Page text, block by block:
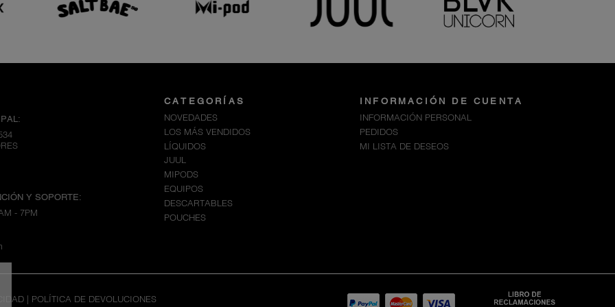
Y SOPORTE:
- 7PM
CATEGORÍAS
NOVEDADES
LOS MÁS VENDIDOS
LÍQUIDOS
JUUL
MIPODS
EQUIPOS
DESCARTABLES
POUCHES
INFORMACIÓN DE CUENTA
INFORMACIÓN PERSONAL
PEDIDOS
MI LISTA DE DESEOS
| POLÍTICA DE DEVOLUCIONES